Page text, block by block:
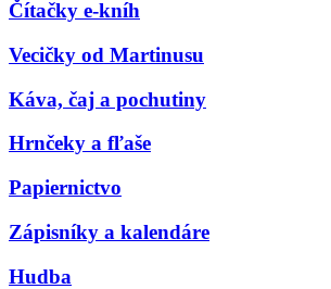
Čítačky e-kníh
Vecičky od Martinusu
Káva, čaj a pochutiny
Hrnčeky a fľaše
Papiernictvo
Zápisníky a kalendáre
Hudba